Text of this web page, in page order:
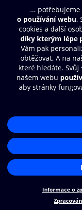
Další zábava
© O2 Czech Republic a.s.
Nákupní řád
Přístupnost
Cookies
Nastavení cookies